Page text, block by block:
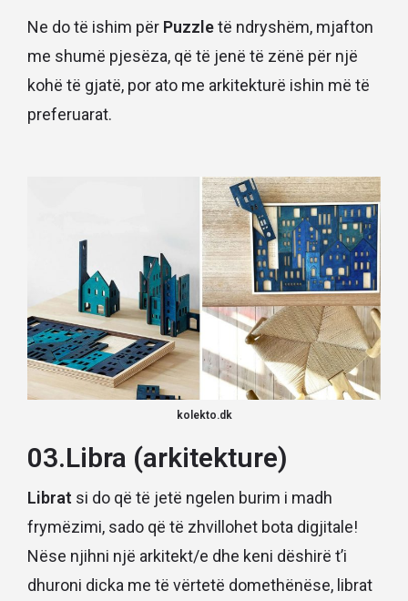
Ne do të ishim për Puzzletë ndryshëm, mjafton
me shumë pjesëza, që të jenë të zënë për një
kohë të gjatë, por ato me arkitekturë ishin më të
preferuarat.
kolekto.dk
03.Libra (arkitekture)
Librat si do që të jetë ngelen burim i madh
frymëzimi, sado që të zhvillohet bota digjitale!
Nëse njihni një arkitekt/e dhe keni dëshirë t’i
dhuroni dicka me të vërtetë domethënëse, librat